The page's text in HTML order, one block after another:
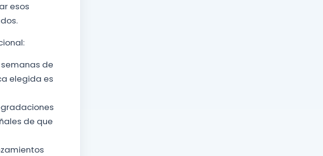
esos
de
elegida es
de que